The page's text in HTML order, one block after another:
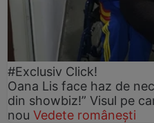
#Exclusiv Click!
Oana Lis face haz de
din showbiz!” Visul pe
nou Vedete românești